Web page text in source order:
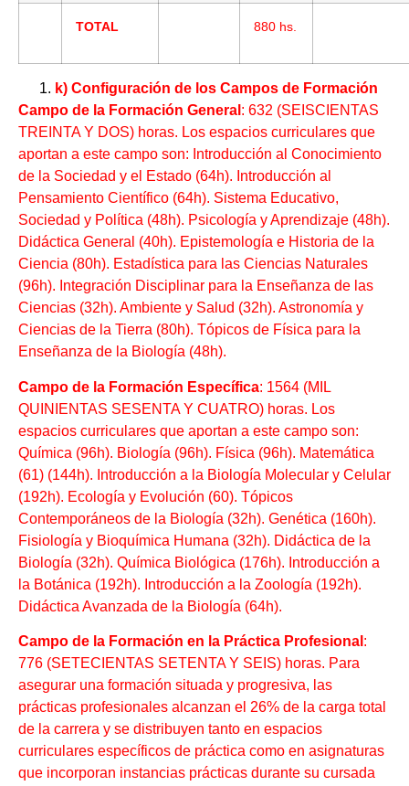
TOTAL 880 hs.
k) Configuración de los Campos de Formación
Campo de la Formación General : 632 (SEISCIENTAS
TREINTA Y DOS) horas. Los espacios curriculares que
aportan a este campo son: Introducción al Conocimiento
de la Sociedad y el Estado (64h). Introducción al
Pensamiento Científico (64h). Sistema Educativo,
Sociedad y Política (48h). Psicología y Aprendizaje (48h).
Didáctica General (40h). Epistemología e Historia de la
Ciencia (80h). Estadística para las Ciencias Naturales
(96h). Integración Disciplinar para la Enseñanza de las
Ciencias (32h). Ambiente y Salud (32h). Astronomía y
Ciencias de la Tierra (80h). Tópicos de Física para la
Enseñanza de la Biología (48h).
Campo de la Formación Específica: 1564 (MIL
QUINIENTAS SESENTA Y CUATRO) horas. Los
espacios curriculares que aportan a este campo son:
Química (96h). Biología (96h). Física (96h). Matemática
(61) (144h). Introducción a la Biología Molecular y Celular
(192h). Ecología y Evolución (60). Tópicos
Contemporáneos de la Biología (32h). Genética (160h).
Fisiología y Bioquímica Humana (32h). Didáctica de la
Biología (32h). Química Biológica (176h). Introducción a
la Botánica (192h). Introducción a la Zoología (192h).
Didáctica Avanzada de la Biología (64h).
Campo de la Formación en la Práctica Profesional :
776 (SETECIENTAS SETENTA Y SEIS) horas. Para
asegurar una formación situada y progresiva, las
prácticas profesionales alcanzan el 26% de la carga total
de la carrera y se distribuyen tanto en espacios
curriculares específicos de práctica como en asignaturas
que incorporan instancias prácticas durante su cursada